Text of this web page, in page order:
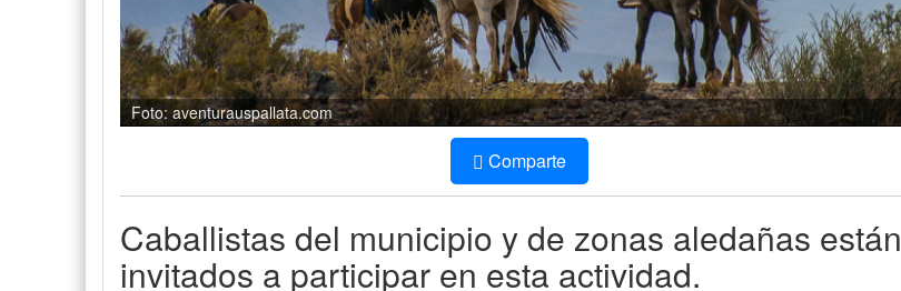
Foto: aventurauspallata.com
Comparte
Caballistas del municipio y de zonas aledañas están
invitados a participar en esta actividad.